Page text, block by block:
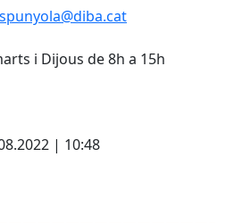
i Dijous de 8h a 15h
| 10:48